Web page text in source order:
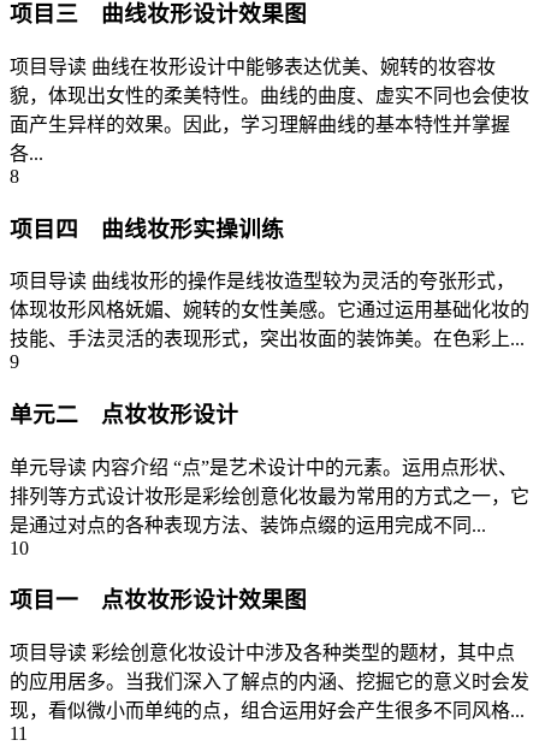
项目三 曲线妆形设计效果图
项目导读 曲线在妆形设计中能够表达优美、婉转的妆容妆
貌，体现出女性的柔美特性。曲线的曲度、虚实不同也会使妆
面产生异样的效果。因此，学习理解曲线的基本特性并掌握
各...
8
项目四 曲线妆形实操训练
项目导读 曲线妆形的操作是线妆造型较为灵活的夸张形式，
体现妆形风格妩媚、婉转的女性美感。它通过运用基础化妆的
技能、手法灵活的表现形式，突出妆面的装饰美。在色彩上...
9
单元二 点妆妆形设计
单元导读 内容介绍 “点”是艺术设计中的元素。运用点形状、
排列等方式设计妆形是彩绘创意化妆最为常用的方式之一，它
是通过对点的各种表现方法、装饰点缀的运用完成不同...
10
项目一 点妆妆形设计效果图
项目导读 彩绘创意化妆设计中涉及各种类型的题材，其中点
的应用居多。当我们深入了解点的内涵、挖掘它的意义时会发
现，看似微小而单纯的点，组合运用好会产生很多不同风格...
11